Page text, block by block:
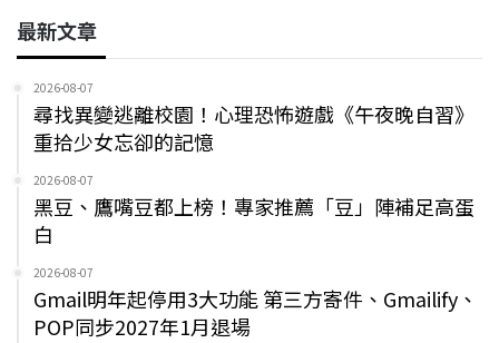
最新文章
2026-08-07
尋找異變逃離校園！心理恐怖遊戲《午夜晚自習》
重拾少女忘卻的記憶
2026-08-07
黑豆、鷹嘴豆都上榜！專家推薦「豆」陣補足高蛋
白
2026-08-07
Gmail明年起停用3大功能 第三方寄件、Gmailify、
POP同步2027年1月退場